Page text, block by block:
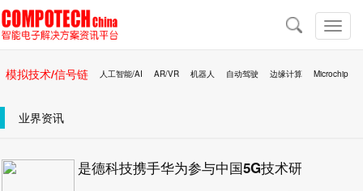
切
换
航
导
航
模拟技术/信号链 人工智能/AI AR/VR 机器人 自动驾驶 边缘计算 Microchip
业界资讯
是德科技携手华为参与中国5G技术研发试验